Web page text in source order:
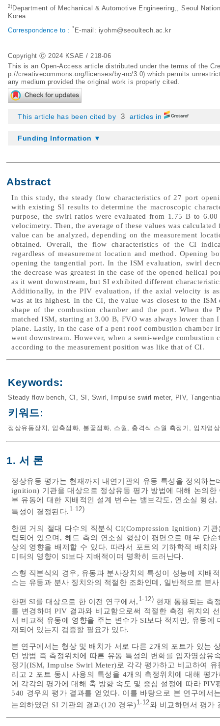
2) Department of Mechanical & Automotive Engineering,, Seoul
Korea
Correspondence to : * E-mail: iyohm@seoultech.ac.kr
Copyright Ⓒ 2024 KSAE / 218-06
This is an Open-Access article distributed under the terms of the
p://creativecommons.org/licenses/by-nc/3.0) which permits
any medium provided the original work is properly cited.
This article has been cited by 3 articles in
Funding Information ▼
Abstract
In this study, the steady flow characteristics of 27 port
with existing SI results to determine the macroscopic
purpose, the swirl ratios were evaluated from 1.75 B to
velocimetry. Then, the average of these values was
value can be analyzed, depending on the measurement
obtained. Overall, the flow characteristics of the CI
regardless of measurement location and method. Opening
opening the tangential port. In the ISM evaluation, swirl
the decrease was greatest in the case of the opened helical
as it went downstream, but SI exhibited different
Additionally, in the PIV evaluation, if the axial velocity is
was at its highest. In the CI, the value was closest to the
shape of the combustion chamber and the port. When
matched ISM, starting at 3.00 B, FVO was always lower
plane. Lastly, in the case of a pent roof combustion
went downstream. However, when a semi-wedge
according to the measurement position was like that of CI.
Keywords:
Steady flow bench, CI , SI , Swirl , Impulse swirl meter, PIV,
키워드:
정상유동장치 , 압축점화, 불꽃점화, 스월 , 충격식 스월 측정기 , 입자영
1. 서 론
정상유동 평가는 현재까지 내연기관의 유동 특성을 정의하
ignition) 기관을 대상으로 정상유동 평가 방법에 대해 논의
부 유동에 대한 지배적인 설계 변수는 밸브각도, 연소실 형
특성이 결정된다. 1-12)
한편 거의 절대 다수의 직분식 CI(Compression Ignition) 기
립되어 있으며, 헤드 측의 연소실 형상이 평면으로 매우 단
상의 영향을 배제할 수 있다. 따라서 포트의 기하학적 배치
미터의 영향이 SI보다 지배적이며 명확히 드러난다.
소형 직분식의 경우, 유동과 분사장치의 특성이 성능에 지배
소는 유동과 분사 징치와의 적절한 조화인데, 일반적으로 분
한편 SI를 대상으로 한 이전 연구에서, 1-12) 현재 통용되는 측
를 변경하며 PIV 결과와 비교함으로써 적절한 측정 위치의
서 비교적 유동에 영향을 주는 변수가 SI보다 적지만, 유동
재되어 있는지 검증할 필요가 있다.
본 연구에서는 형상 및 배치가 서로 다른 2개의 포트가 있는
던 방법 즉 측정위치에 따른 유동 특성의 변화를 입자영상유
정기(ISM, Impulse Swirl Meter)로 각각 평가하고 비교하여
리고 2 포트 동시 사용의 특성을 4개의 측정위치에 대해 평
에 각각의 평가에 대해 축 방향 속도 및 중심 설정에 따라
540 경우의 평가 결과를 얻었다. 이를 바탕으로 본 연구에서
논의하였던 SI 기관의 결과(120 경우)1 -12와 비교하면서 평가